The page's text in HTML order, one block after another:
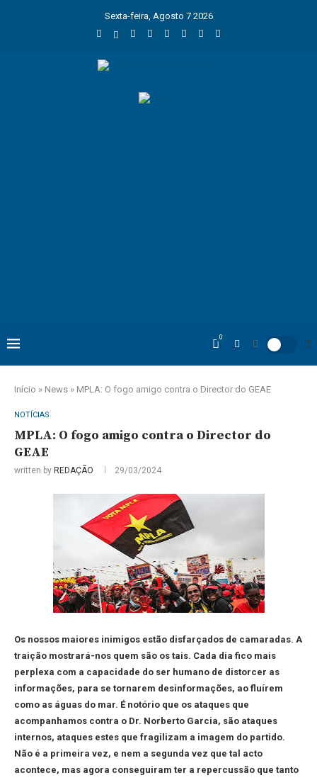
Sexta-feira, Agosto 7 2026
0
Início » News » MPLA: O fogo amigo contra o Director do GEAE
NOTÍCIAS
MPLA: O fogo amigo contra o Director do
GEAE
written by REDAÇÃO 29/03/2024
Os nossos maiores inimigos estão disfarçados de camaradas. A
traição mostrará-nos quem são os tais. Cada dia fico mais
perplexa com a capacidade do ser humano de distorcer as
informações, para se tornarem desinformações, ao fluírem
como as águas do mar. É notório que os ataques que
acompanhamos contra o Dr. Norberto Garcia, são ataques
internos, ataques estes que fragilizam a imagem do partido.
Não é a primeira vez, e nem a segunda vez que tal acto
acontece, mas agora conseguiram ter a repercussão que tanto